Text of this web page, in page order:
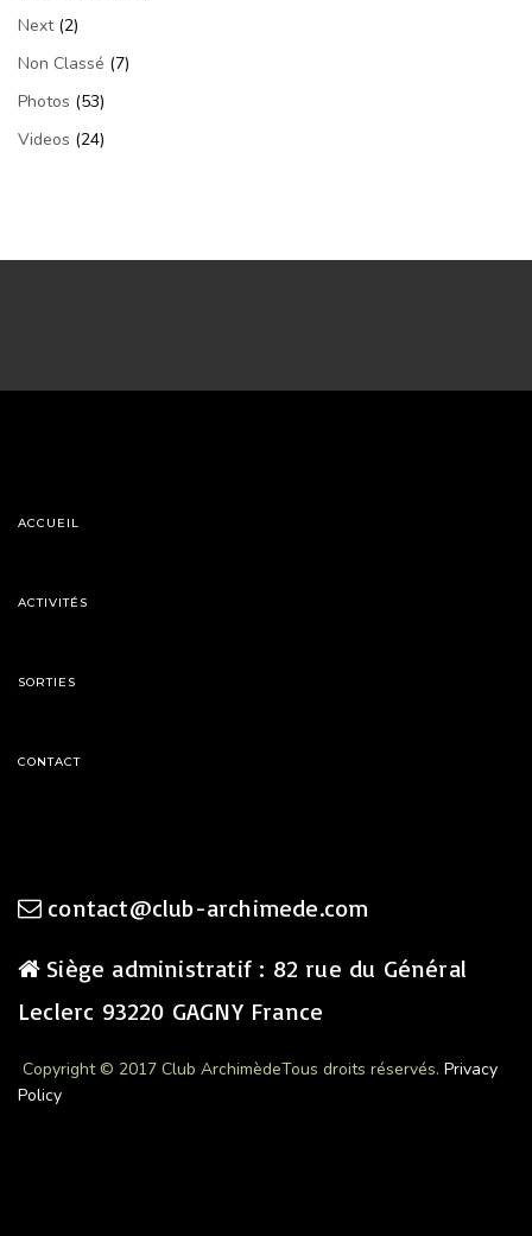
Next(2)
Non Classé (7)
Photos (53)
Videos (24)
ACCUEIL
ACTIVITÉS
SORTIES
CONTACT
contact@club-archimede.com
Siège administratif : 82 rue du Général
Leclerc 93220 GAGNY France
Copyright © 2017 Club ArchimèdeTous droits réservés. Privacy
Policy